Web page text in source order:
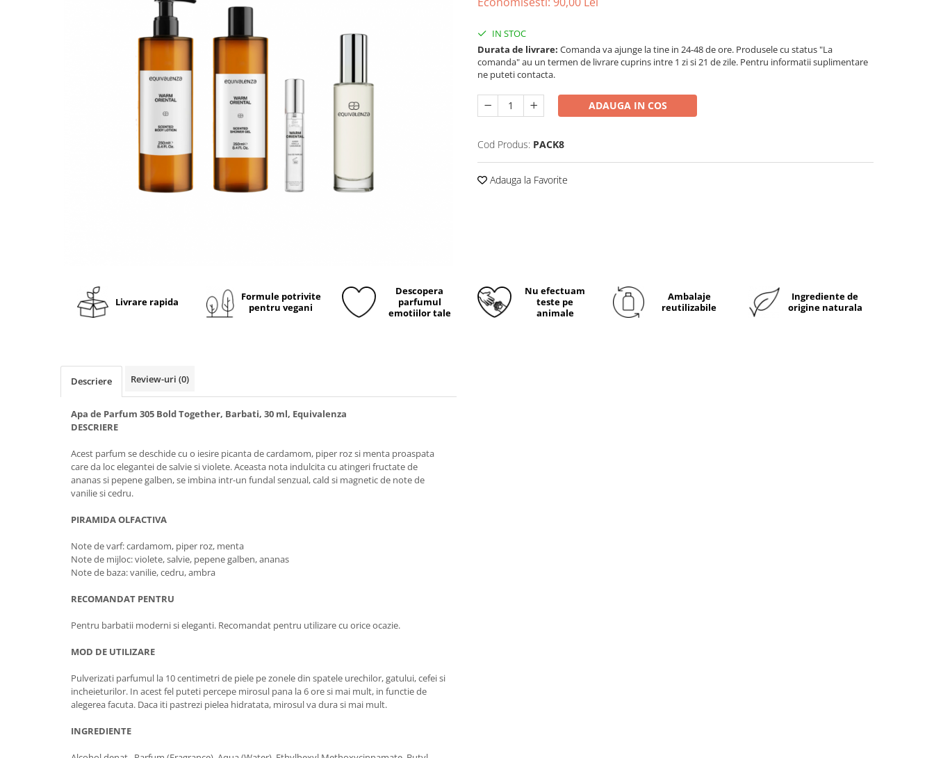
IN STOC
Durata de livrare: Comanda va ajunge la tine in 24-48 de ore. Produsele cu status "La
comanda" au un termen de livrare cuprins intre 1 zi si 21 de zile. Pentru informatii suplimentare
ne puteti contacta.
ADAUGA IN COS
Cod Produs: PACK8
Adauga la Favorite
Livrare rapida
Formule potrivite
pentru vegani
Descopera
parfumul
emotiilor tale
Nu efectuam
teste pe
animale
Ambalaje
reutilizabile
Ingrediente de
origine naturala
Descriere Review-uri (0)
Apa de Parfum 305 Bold Together, Barbati, 30 ml, Equivalenza
DESCRIERE
Acest parfum se deschide cu o iesire picanta de cardamom, piper roz si menta proaspata
care da loc elegantei de salvie si violete. Aceasta nota indulcita cu atingeri fructate de
ananas si pepene galben, se imbina intr-un fundal senzual, cald si magnetic de note de
vanilie si cedru.
PIRAMIDA OLFACTIVA
Note de varf: cardamom, piper roz, menta
Note de mijloc: violete, salvie, pepene galben, ananas
Note de baza: vanilie, cedru, ambra
RECOMANDAT PENTRU
Pentru barbatii moderni si eleganti. Recomandat pentru utilizare cu orice ocazie.
MOD DE UTILIZARE
Pulverizati parfumul la 10 centimetri de piele pe zonele din spatele urechilor, gatului, cefei si
incheieturilor. In acest fel puteti percepe mirosul pana la 6 ore si mai mult, in functie de
alegerea facuta. Daca iti pastrezi pielea hidratata, mirosul va dura si mai mult.
INGREDIENTE